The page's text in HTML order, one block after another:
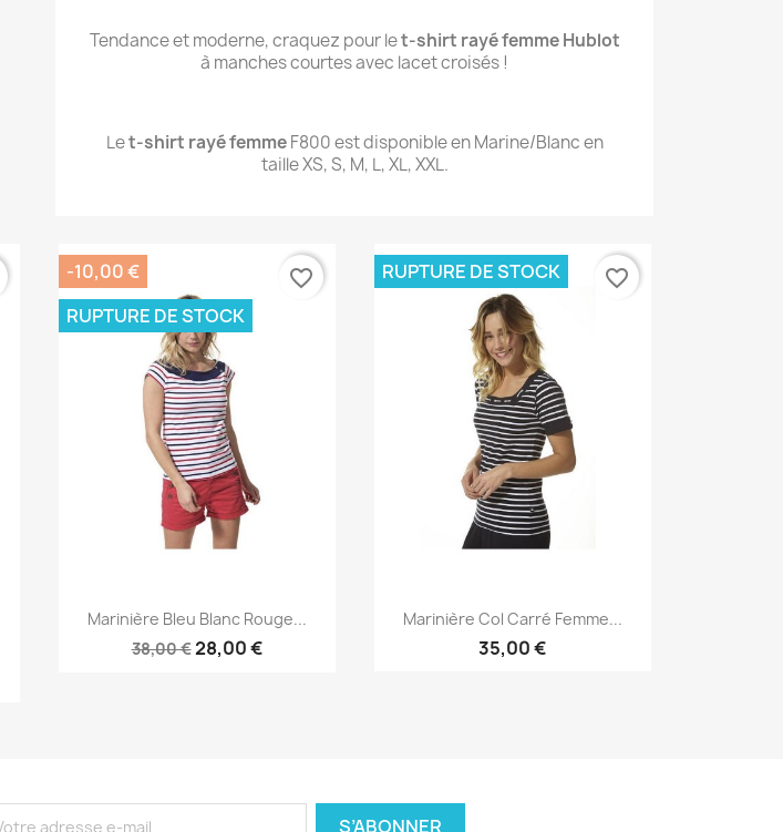
Tendance et moderne, craquez pour let-shirt rayé femme Hublot
à manches courtes avec lacet croisés !
Let-shirt rayé femmeF800 est disponible en Marine/Blanc en
taille XS, S, M, L, XL, XXL.
Aperçu rapide
Marinière Bleu Blanc Rouge...
38,00 €28,00 €
-10,00 €
RUPTURE DE STOCK
favorite_border
Aperçu rapide
Marinière Col Carré Femme...
35,00 €
RUPTURE DE STOCK favorite_border